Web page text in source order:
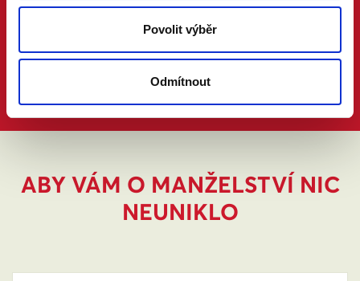
Povolit výběr
Odmítnout
ABY VÁM O MANŽELSTVÍ NIC
NEUNIKLO